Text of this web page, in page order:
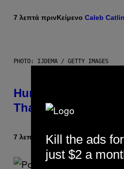
7 λεπτά πρινΚείμενο Caleb Catlin
PHOTO: IJDEMA / GETTY IMAGES
Humans Aren’t the
That Keep Pets,
7 λεπτά πρινΚείμενο Luis Prada
Kill the ads for
just $2 a